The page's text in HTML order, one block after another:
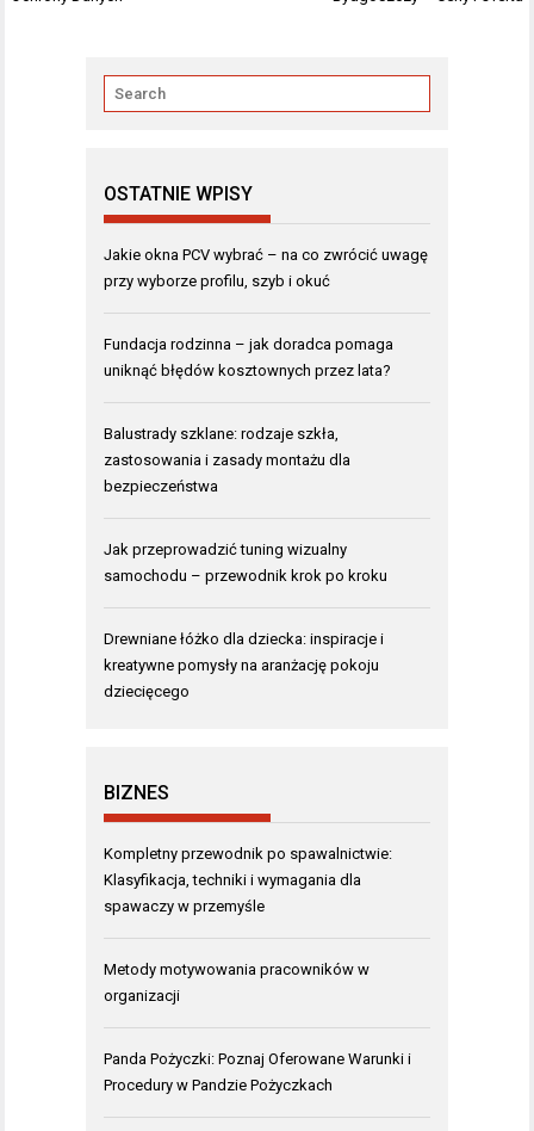
OSTATNIE WPISY
Jakie okna PCV wybrać – na co zwrócić uwagę
przy wyborze profilu, szyb i okuć
Fundacja rodzinna – jak doradca pomaga
uniknąć błędów kosztownych przez lata?
Balustrady szklane: rodzaje szkła,
zastosowania i zasady montażu dla
bezpieczeństwa
Jak przeprowadzić tuning wizualny
samochodu – przewodnik krok po kroku
Drewniane łóżko dla dziecka: inspiracje i
kreatywne pomysły na aranżację pokoju
dziecięcego
BIZNES
Kompletny przewodnik po spawalnictwie:
Klasyfikacja, techniki i wymagania dla
spawaczy w przemyśle
Metody motywowania pracowników w
organizacji
Panda Pożyczki: Poznaj Oferowane Warunki i
Procedury w Pandzie Pożyczkach